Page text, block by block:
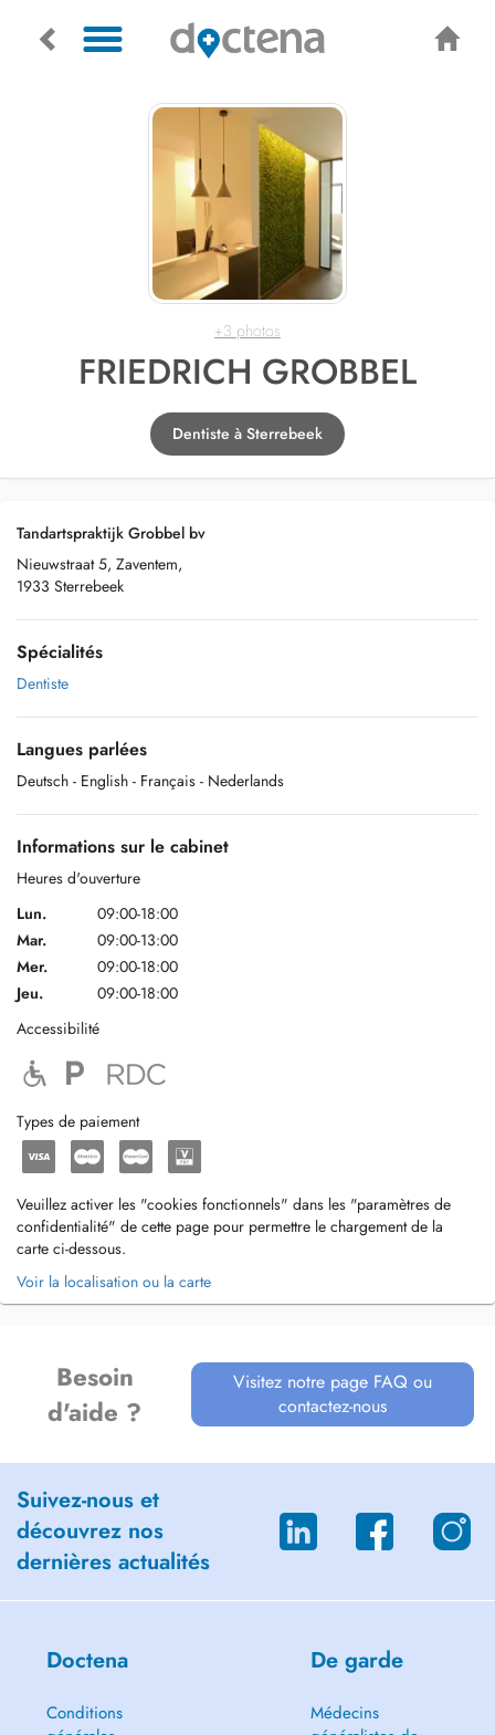
+3 photos
FRIEDRICH GROBBEL
Dentiste à Sterrebeek
Tandartspraktijk Grobbel bv
Nieuwstraat 5, Zaventem,
1933 Sterrebeek
Spécialités
Dentiste
Langues parlées
Deutsch - English - Français - Nederlands
Informations sur le cabinet
Heures d'ouverture
Lun.
09:00-18:00
Mar.
09:00-13:00
Mer.
09:00-18:00
Jeu.
09:00-18:00
Accessibilité
Types de paiement
Veuillez activer les "cookies fonctionnels" dans les "paramètres de
confidentialité" de cette page pour permettre le chargement de la
carte ci-dessous.
Voir la localisation ou la carte
Besoin
d'aide ?
Visitez notre page FAQ ou
contactez-nous
Suivez-nous et
découvrez nos
dernières actualités
Doctena
Conditions
De garde
Médecins